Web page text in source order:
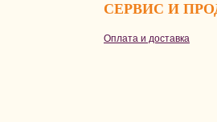
СЕРВИС И
Оплата и доставка